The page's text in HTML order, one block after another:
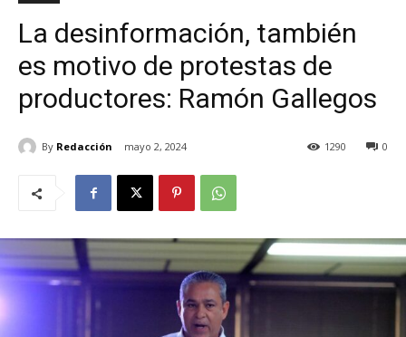
La desinformación, también
es motivo de protestas de
productores: Ramón Gallegos
By Redacción mayo 2, 2024 0
1290